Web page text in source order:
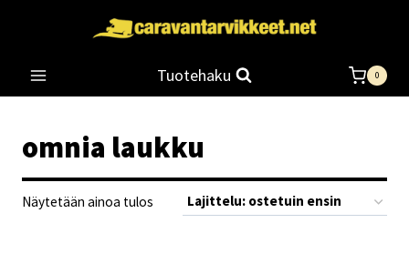
Tuotehaku 0
omnia laukku
Näytetään ainoa tulos